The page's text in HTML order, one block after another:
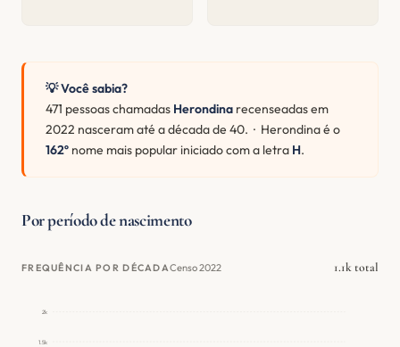
💡 Você sabia?
471 pessoas chamadas Herondina recenseadas em
2022 nasceram até a década de 40. · Herondina é o
162º nome mais popular iniciado com a letra H.
Por período de nascimento
FREQUÊNCIA POR DÉCADACenso 2022 1.1k total
1.5k
2k